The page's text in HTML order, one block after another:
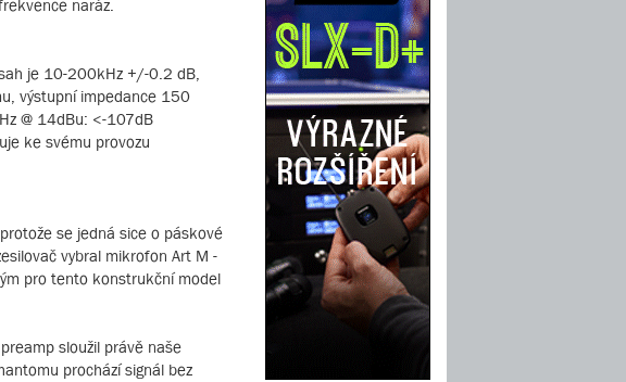
naráz.
je 10-200kHz +/-0.2 dB,
výstupní impedance 150
@ 14dBu: <-107dB
ke svému provozu
se jedná sice o páskové
vybral mikrofon Art M -
pro tento konstrukční model
sloužil právě naše
prochází signál bez